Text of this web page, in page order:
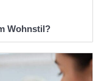
Wohnstil?